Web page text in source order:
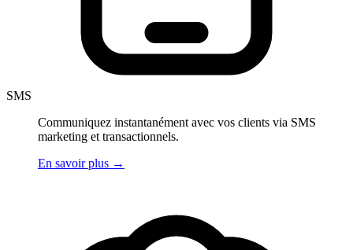
SMS
Communiquez instantanément avec vos clients via SMS
marketing et transactionnels.
En savoir plus →